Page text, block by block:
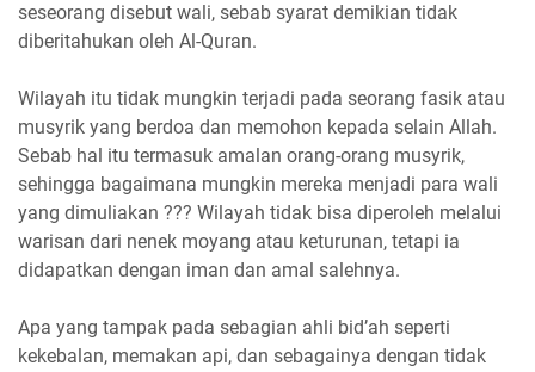
seseorang disebut wali, sebab syarat demikian tidak
diberitahukan oleh Al-Quran.
Wilayah itu tidak mungkin terjadi pada seorang fasik atau
musyrik yang berdoa dan memohon kepada selain Allah.
Sebab hal itu termasuk amalan orang-orang musyrik,
sehingga bagaimana mungkin mereka menjadi para wali
yang dimuliakan ??? Wilayah tidak bisa diperoleh melalui
warisan dari nenek moyang atau keturunan, tetapi ia
didapatkan dengan iman dan amal salehnya.
Apa yang tampak pada sebagian ahli bid’ah seperti
kekebalan, memakan api, dan sebagainya dengan tidak